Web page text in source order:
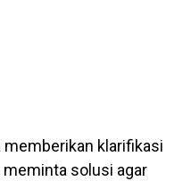
memberikan klarifikasi
meminta solusi agar